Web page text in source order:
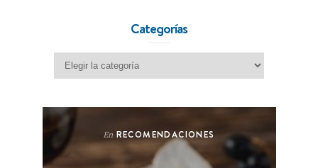
Categorías
Categorías
En RECOMENDACIONES